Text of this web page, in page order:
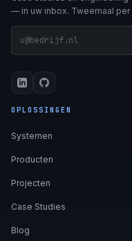
— in uw inbox. Tweemaal per
OPLOSSINGEN
Systemen
Producten
Projecten
Case Studies
Blog